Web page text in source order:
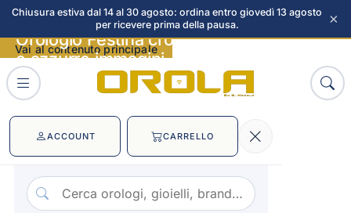
Chiusura estiva dal 14 al 30 agosto: ordina entro giovedì 13 agosto
per ricevere prima della pausa.
×
Vai al contenuto principale
ACCOUNT CARRELLO
Orologio Festina crono quadrato bianco
e azzurro immagini